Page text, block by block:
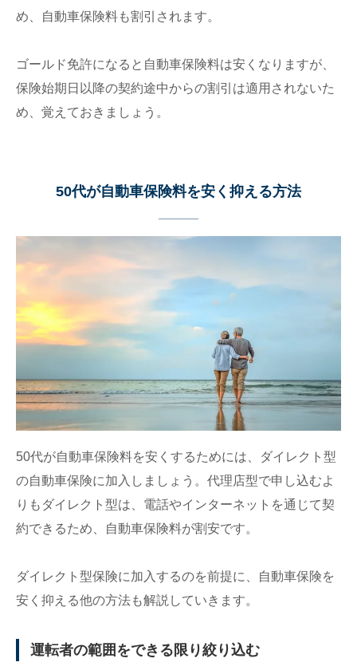
め、自動車保険料も割引されます。
ゴールド免許になると自動車保険料は安くなりますが、
保険始期日以降の契約途中からの割引は適用されないた
め、覚えておきましょう。
50代が自動車保険料を安く抑える方法
50代が自動車保険料を安くするためには、ダイレクト型
の自動車保険に加入しましょう。代理店型で申し込むよ
りもダイレクト型は、電話やインターネットを通じて契
約できるため、自動車保険料が割安です。
ダイレクト型保険に加入するのを前提に、自動車保険を
安く抑える他の方法も解説していきます。
運転者の範囲をできる限り絞り込む